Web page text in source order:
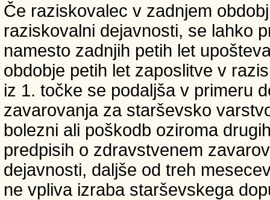
Če raziskovalec v zadnjem
raziskovalni dejavnosti, se lahko
namesto zadnjih petih let
obdobje petih let zaposlitve v
iz 1. točke se podaljša v primeru
zavarovanja za starševsko
bolezni ali poškodb oziroma
predpisih o zdravstvenem
dejavnosti, daljše od treh
ne vpliva izraba starševskega